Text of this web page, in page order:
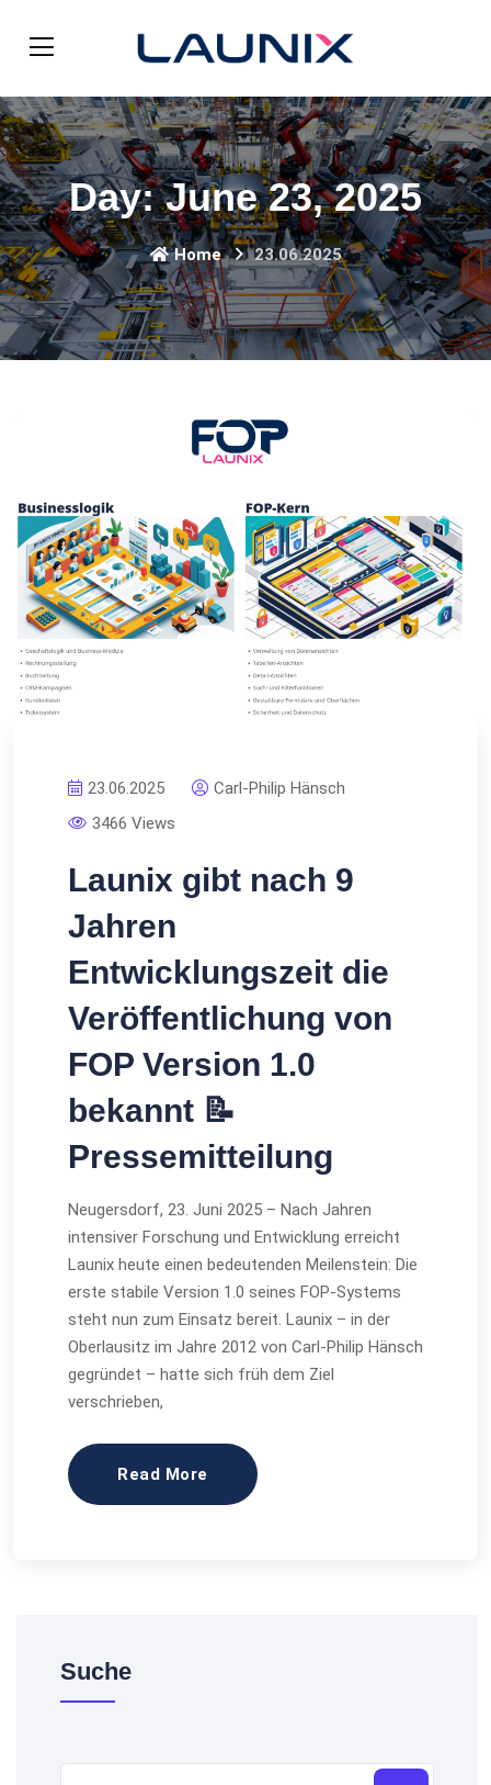
Day:June 23, 2025
Home 23.06.2025
23.06.2025
Carl-Philip Hänsch
3466 Views
Launix gibt nach 9
Jahren
Entwicklungszeit die
Veröffentlichung von
FOP Version 1.0
bekannt 📝
Pressemitteilung
Neugersdorf, 23. Juni 2025 – Nach Jahren
intensiver Forschung und Entwicklung erreicht
Launix heute einen bedeutenden Meilenstein: Die
erste stabile Version 1.0 seines FOP‑Systems
steht nun zum Einsatz bereit. Launix – in der
Oberlausitz im Jahre 2012 von Carl‑Philip Hänsch
gegründet – hatte sich früh dem Ziel
verschrieben,
Read More
Suche